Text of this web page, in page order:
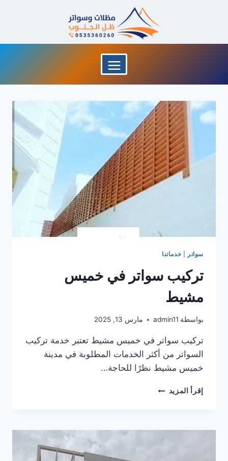
سواتر خدماتنا
تركيب سواتر في خميس
مشيط
بواسطة admin11 مارس 13, 2025
تركيب سواتر في خميس مشيط تعتبر خدمة تركيب
السواتر من أكثر الخدمات المطلوبة في مدينة
خميس مشيط نظرًا للحاجة…
إقرأ المزيد تركيب
مشيط